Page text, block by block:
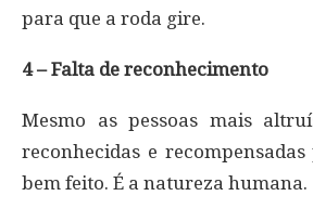
para que a roda gire.
4 – Falta de reconhecimento
Mesmo as pessoas mais
reconhecidas e
bem feito. É a natureza humana.